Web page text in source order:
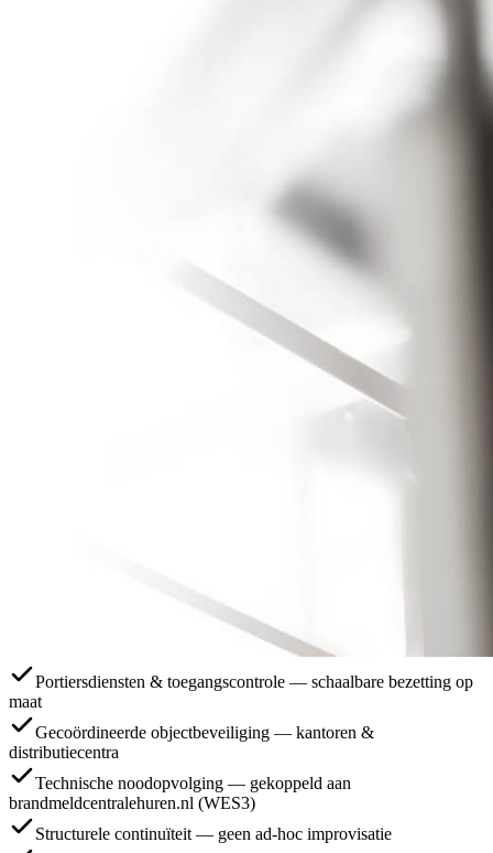
Portiersdiensten & toegangscontrole — schaalbare bezetting op
maat
Gecoördineerde objectbeveiliging — kantoren &
distributiecentra
Technische noodopvolging — gekoppeld aan
brandmeldcentralehuren.nl (WES3)
Structurele continuïteit — geen ad-hoc improvisatie